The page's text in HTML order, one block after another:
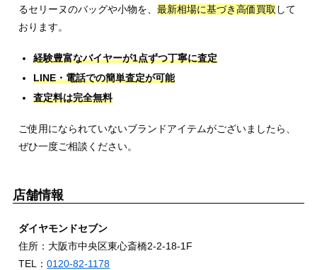
るセリーヌのバッグや小物を、最新相場に基づき高価買取 して
おります。
経験豊富なバイヤーが1点ずつ丁寧に査定
LINE・電話での簡単査定が可能
査定料は完全無料
ご使用になられていないブランドアイテムがございましたら、
ぜひ一度ご相談ください。
店舗情報
ダイヤモンドセブン
住所：大阪市中央区東心斎橋2-2-18-1F
TEL：0120-82-1178